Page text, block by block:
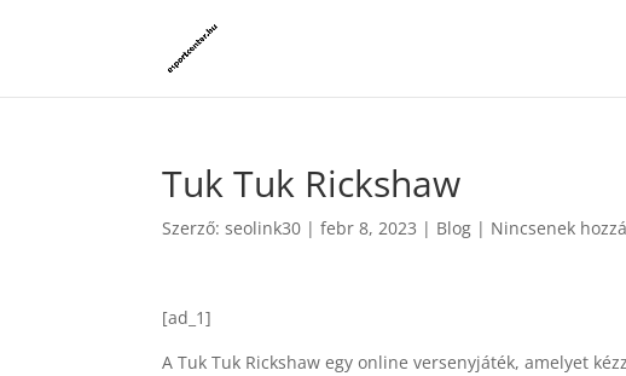
Tuk Tuk Rickshaw
Szerző:seolink30 |febr 8, 2023 | Blog | Nincsenek
[ad_1]
A Tuk Tuk Rickshaw egy online versenyjáték, amelyet